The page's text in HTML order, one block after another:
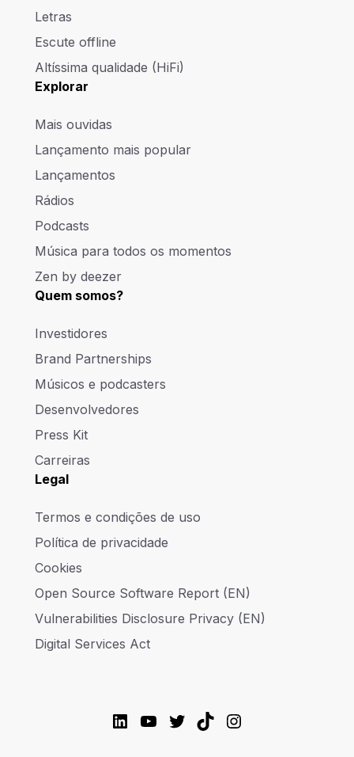
Letras
Escute offline
Altíssima qualidade (HiFi)
Explorar
Mais ouvidas
Lançamento mais popular
Lançamentos
Rádios
Podcasts
Música para todos os momentos
Zen by deezer
Quem somos?
Investidores
Brand Partnerships
Músicos e podcasters
Desenvolvedores
Press Kit
Carreiras
Legal
Termos e condições de uso
Política de privacidade
Cookies
Open Source Software Report (EN)
Vulnerabilities Disclosure Privacy (EN)
Digital Services Act
LinkedIn
YouTube
Twitter
TikTokInstagram